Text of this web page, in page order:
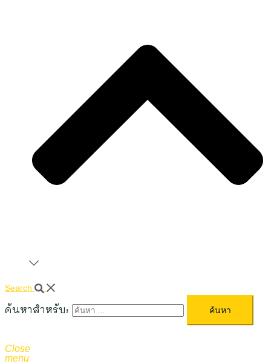
Search
ค้นหาสำหรับ:
Close
menu